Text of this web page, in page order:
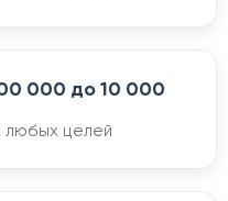
000 до 10 000
целей